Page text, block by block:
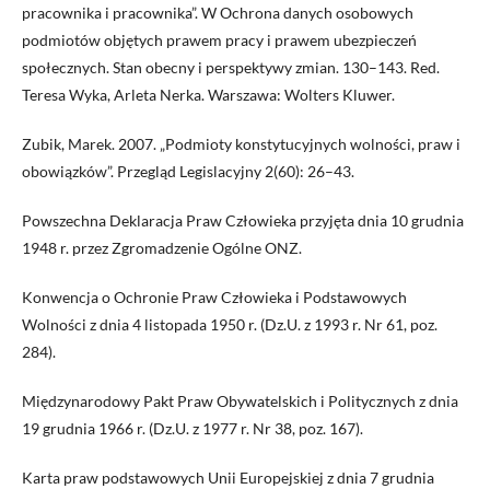
pracownika i pracownika”. W Ochrona danych osobowych
podmiotów objętych prawem pracy i prawem ubezpieczeń
społecznych. Stan obecny i perspektywy zmian. 130–143. Red.
Teresa Wyka, Arleta Nerka. Warszawa: Wolters Kluwer.
Zubik, Marek. 2007. „Podmioty konstytucyjnych wolności, praw i
obowiązków”. Przegląd Legislacyjny 2(60): 26–43.
Powszechna Deklaracja Praw Człowieka przyjęta dnia 10 grudnia
1948 r. przez Zgromadzenie Ogólne ONZ.
Konwencja o Ochronie Praw Człowieka i Podstawowych
Wolności z dnia 4 listopada 1950 r. (Dz.U. z 1993 r. Nr 61, poz.
284).
Międzynarodowy Pakt Praw Obywatelskich i Politycznych z dnia
19 grudnia 1966 r. (Dz.U. z 1977 r. Nr 38, poz. 167).
Karta praw podstawowych Unii Europejskiej z dnia 7 grudnia